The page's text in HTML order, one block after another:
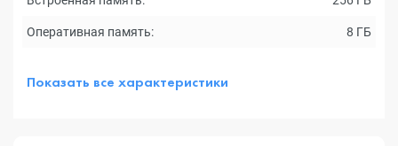
Оперативная память: 8 ГБ
Показать все характеристики